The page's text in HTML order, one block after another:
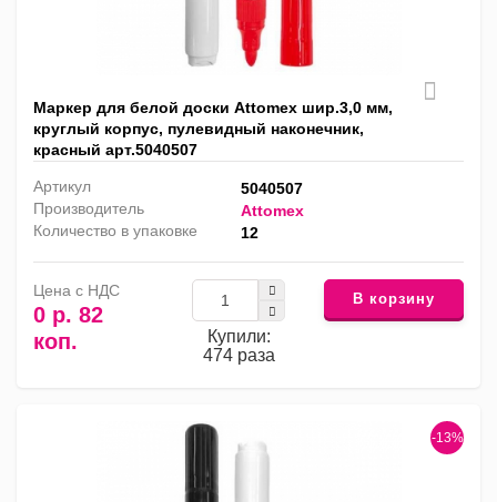
Маркер для белой доски Attomex шир.3,0 мм,
круглый корпус, пулевидный наконечник,
красный арт.5040507
Артикул
5040507
Производитель
Attomex
Количество в упаковке
12
Цена с НДС
0 р. 82
коп.
Купили:
474 раза
В корзину
-13%